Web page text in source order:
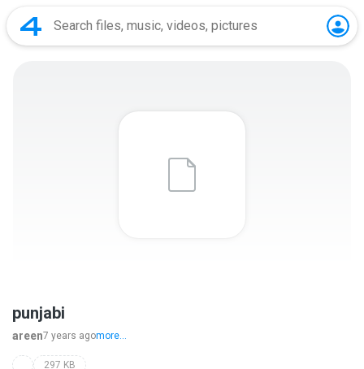
punjabi
areen7 years agomore...
297 KB